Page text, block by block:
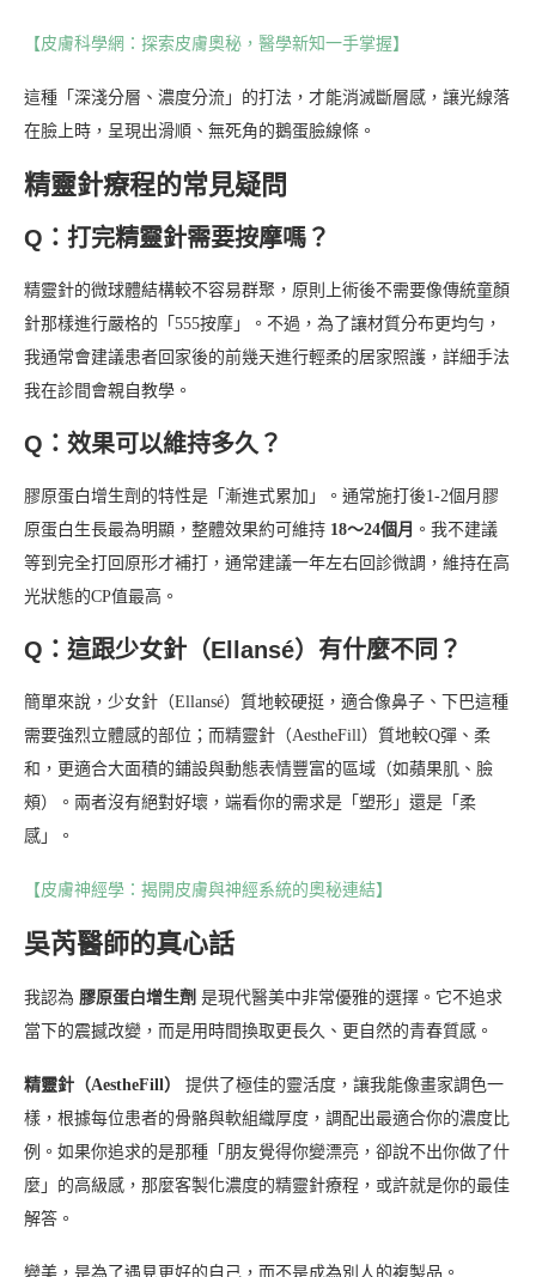
【皮膚科學網：探索皮膚奧秘，醫學新知一手掌握】
這種「深淺分層、濃度分流」的打法，才能消滅斷層感，讓光線落
在臉上時，呈現出滑順、無死角的鵝蛋臉線條。
精靈針療程的常見疑問
Q：打完精靈針需要按摩嗎？
精靈針的微球體結構較不容易群聚，原則上術後不需要像傳統童顏
針那樣進行嚴格的「555按摩」。不過，為了讓材質分布更均勻，
我通常會建議患者回家後的前幾天進行輕柔的居家照護，詳細手法
我在診間會親自教學。
Q：效果可以維持多久？
膠原蛋白增生劑的特性是「漸進式累加」。通常施打後1-2個月膠
原蛋白生長最為明顯，整體效果約可維持 18～24個月 。我不建議
等到完全打回原形才補打，通常建議一年左右回診微調，維持在高
光狀態的CP值最高。
Q：這跟少女針（Ellansé）有什麼不同？
簡單來說，少女針（Ellansé）質地較硬挺，適合像鼻子、下巴這種
需要強烈立體感的部位；而精靈針（AestheFill）質地較Q彈、柔
和，更適合大面積的鋪設與動態表情豐富的區域（如蘋果肌、臉
頰）。兩者沒有絕對好壞，端看你的需求是「塑形」還是「柔
感」。
【皮膚神經學：揭開皮膚與神經系統的奧秘連結】
吳芮醫師的真心話
我認為 膠原蛋白增生劑 是現代醫美中非常優雅的選擇。它不追求
當下的震撼改變，而是用時間換取更長久、更自然的青春質感。
精靈針（AestheFill）
提供了極佳的靈活度，讓我能像畫家調色一
樣，根據每位患者的骨骼與軟組織厚度，調配出最適合你的濃度比
例。如果你追求的是那種「朋友覺得你變漂亮，卻說不出你做了什
麼」的高級感，那麼客製化濃度的精靈針療程，或許就是你的最佳
解答。
變美，是為了遇見更好的自己，而不是成為別人的複製品。